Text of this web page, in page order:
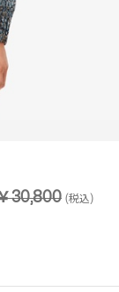
30,800 (税込)